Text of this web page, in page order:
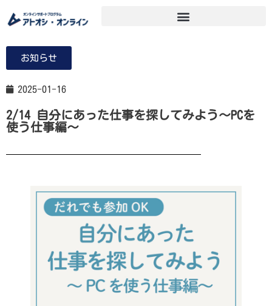
お知らせ
2025-01-16
2/14 自分にあった仕事を探してみよう～PCを
使う仕事編～